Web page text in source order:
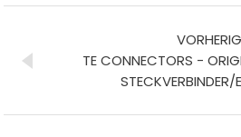
TE CONNECTORS -
STECKVERBINDER/